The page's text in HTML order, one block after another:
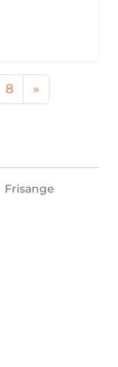
8 »
Frisange